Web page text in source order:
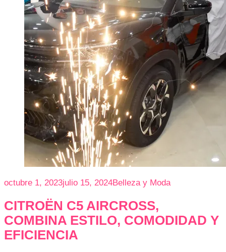
octubre 1, 2023julio 15, 2024Belleza y Moda
CITROËN C5 AIRCROSS,
COMBINA ESTILO, COMODIDAD Y
EFICIENCIA